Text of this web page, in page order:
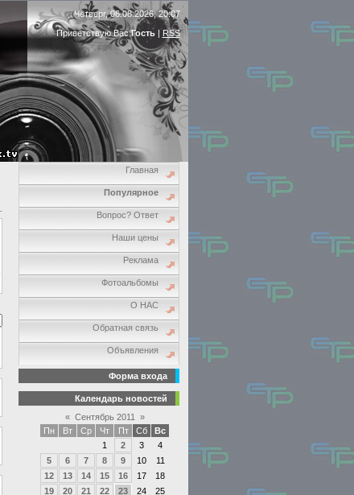
Четверг, 06.08.2026, 20:07
Приветствую ВасГость| RSS
Главная
Популярное
Вопрос? Ответ
Наши цены
Реклама
Фотоальбомы
О НАС
Обратная связь
Объявления
Форма входа
Календарь новостей
« Сентябрь 2011
»
Пн
Вт Ср Чт Пт Сб
Вс
1
2 3
4
5
6 7 8 9 10
11
12
13 14 15 16 17
18
19
20 21 22 23 24
25